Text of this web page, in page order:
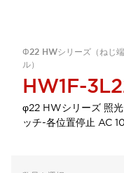
Φ22 HWシリーズ（ねじ
ル）
HW1F-
φ22 HWシリーズ 照
ッチ-各位置停止 AC